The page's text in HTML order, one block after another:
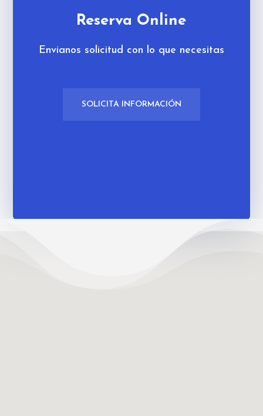
Reserva Online
Envianos solicitud con lo que necesitas
SOLICITA INFORMACIÓN